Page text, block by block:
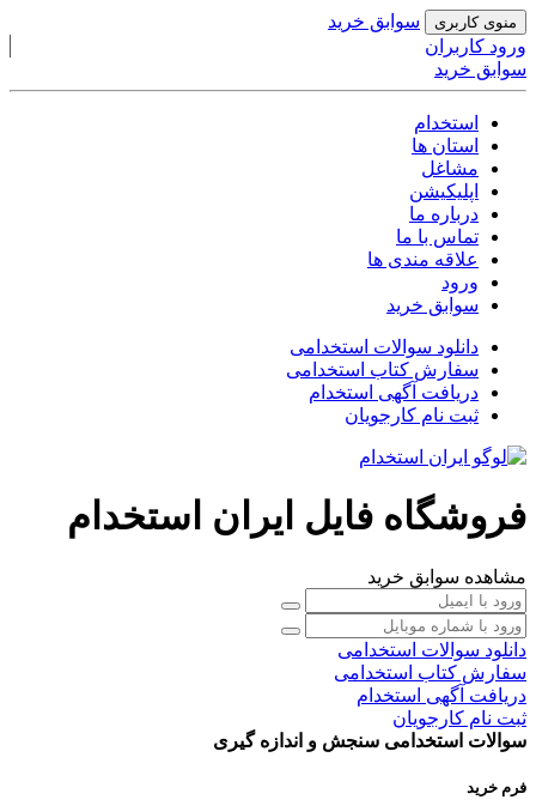
منوی کاربری
سوابق خرید
ورود کاربران
سوابق خرید
استخدام
استان ها
مشاغل
اپلیکیشن
درباره ما
تماس با ما
علاقه مندی ها
ورود
سوابق خرید
دانلود سوالات استخدامی
سفارش کتاب استخدامی
دریافت آگهی استخدام
ثبت نام کارجویان
فروشگاه فایل ایران استخدام
مشاهده سوابق خرید
دانلود سوالات استخدامی
سفارش کتاب استخدامی
دریافت آگهی استخدام
ثبت نام کارجویان
سوالات استخدامی سنجش و اندازه گیری
فرم خرید